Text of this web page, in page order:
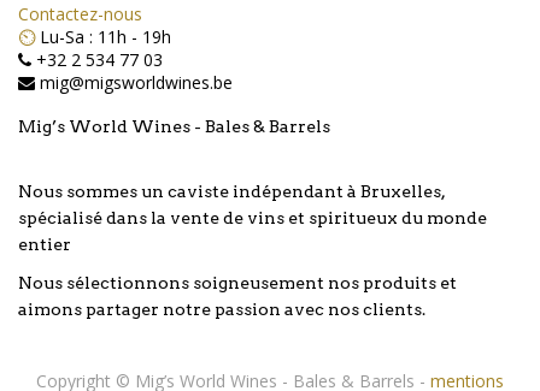
Contactez-nous
⏲️ Lu-Sa : 11h - 19h
+32 2 534 77 03
mig@migsworldwines.be
Mig’s World Wines - Bales & Barrels
Nous sommes un caviste indépendant à Bruxelles,
spécialisé dans la vente de vins et spiritueux du monde
entier
Nous sélectionnons soigneusement nos produits et
aimons partager notre passion avec nos clients.
Copyright © Mig’s World Wines - Bales & Barrels - mentions